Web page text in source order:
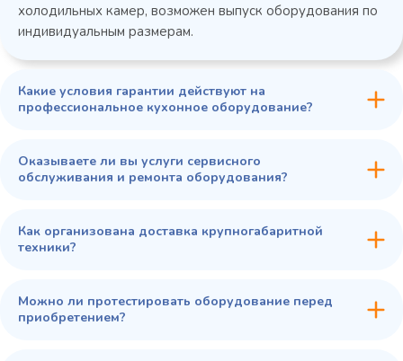
холодильных камер, возможен выпуск оборудования по
индивидуальным размерам.
Какие условия гарантии действуют на
профессиональное кухонное оборудование?
Оказываете ли вы услуги сервисного
обслуживания и ремонта оборудования?
Как организована доставка крупногабаритной
техники?
Можно ли протестировать оборудование перед
приобретением?